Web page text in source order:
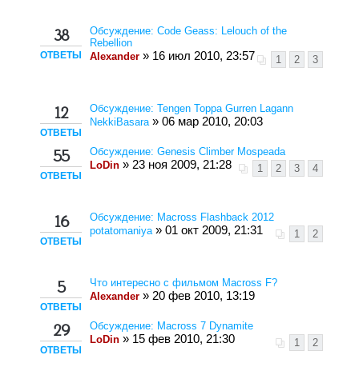
38
ОТВЕТЫ
Обсуждение: Code Geass: Lelouch of the
Rebellion
1
2 3
Alexander » 16 июл 2010, 23:57
12
ОТВЕТЫ
Обсуждение: Tengen Toppa Gurren Lagann
NekkiBasara » 06 мар 2010, 20:03
55
ОТВЕТЫ
Обсуждение: Genesis Climber Mospeada
1
2 3 4
LoDin » 23 ноя 2009, 21:28
16
ОТВЕТЫ
Обсуждение: Macross Flashback 2012
1
2
potatomaniya » 01 окт 2009, 21:31
5
ОТВЕТЫ
Что интересно с фильмом Macross F?
Alexander » 20 фев 2010, 13:19
29
ОТВЕТЫ
Обсуждение: Macross 7 Dynamite
1
2
LoDin » 15 фев 2010, 21:30